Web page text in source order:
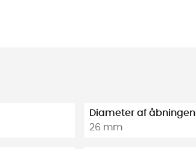
Diameter af åbningen
26 mm